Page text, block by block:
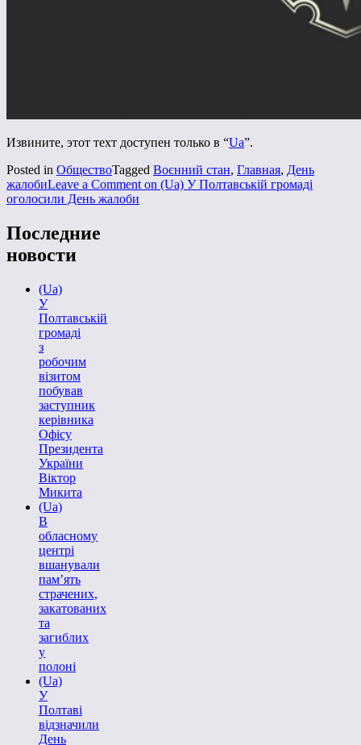
Извините, этот техт доступен только в “Ua”.
Posted in ОбществоTagged Воєнний стан, Главная, День
жалобиLeave a Comment on (Ua) У Полтавській громаді
оголосили День жалоби
Последние
новости
(Ua)
У
Полтавській
громаді
з
робочим
візитом
побував
заступник
керівника
Офісу
Президента
України
Віктор
Микита
(Ua)
В
обласному
центрі
вшанували
пам’ять
страчених,
закатованих
та
загиблих
у
полоні
(Ua)
У
Полтаві
відзначили
День